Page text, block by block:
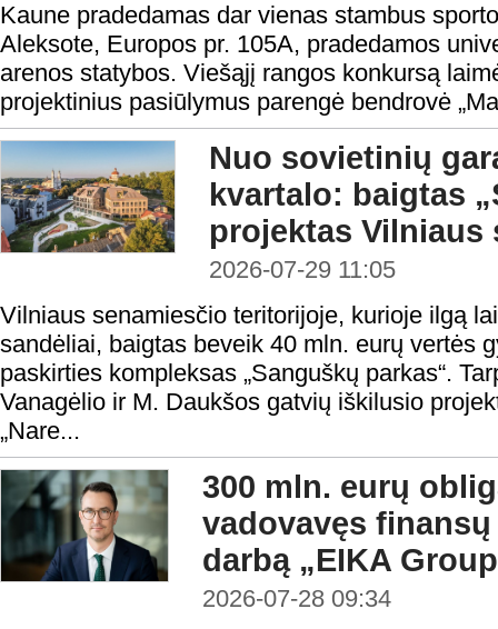
Kaune pradedamas dar vienas stambus
Aleksote, Europos pr. 105A, pradedamos
arenos statybos. Viešąjį rangos konkursą
projektinius pasiūlymus parengė bendrovė
Nuo sovietinių
kvartalo: baigtas
projektas Vilniaus
2026-07-29 11:05
Vilniaus senamiesčio teritorijoje, kurioje ilgą
sandėliai, baigtas beveik 40 mln. eurų vertės
paskirties kompleksas „Sanguškų parkas“.
Vanagėlio ir M. Daukšos gatvių iškilusio
„Nare...
300 mln. eurų
vadovavęs
darbą „EIKA
2026-07-28 09:34